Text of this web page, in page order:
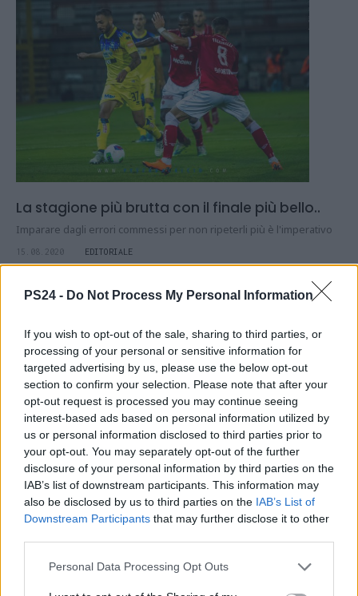
PS24 - Do Not Process My Personal Information
If you wish to opt-out of the sale, sharing to third parties, or
processing of your personal or sensitive information for
targeted advertising by us, please use the below opt-out
section to confirm your selection. Please note that after your
opt-out request is processed you may continue seeing
interest-based ads based on personal information utilized by
us or personal information disclosed to third parties prior to
your opt-out. You may separately opt-out of the further
disclosure of your personal information by third parties on the
IAB’s list of downstream participants. This information may
also be disclosed by us to third parties on the IAB’s List of
Downstream Participants that may further disclose it to other
Personal Data Processing Opt Outs
La stagione più brutta con il finale più bello..
Imparare dagli errori commessi per non ripeterli più è l'imperativo
15.08.2020 EDITORIALE